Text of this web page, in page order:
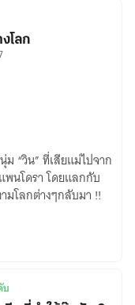
โลก
“วิน” ที่เสียแม่ไปจาก
นโดรา โดยแลกกับ
มโลกต่างๆกลับมา !!
บ